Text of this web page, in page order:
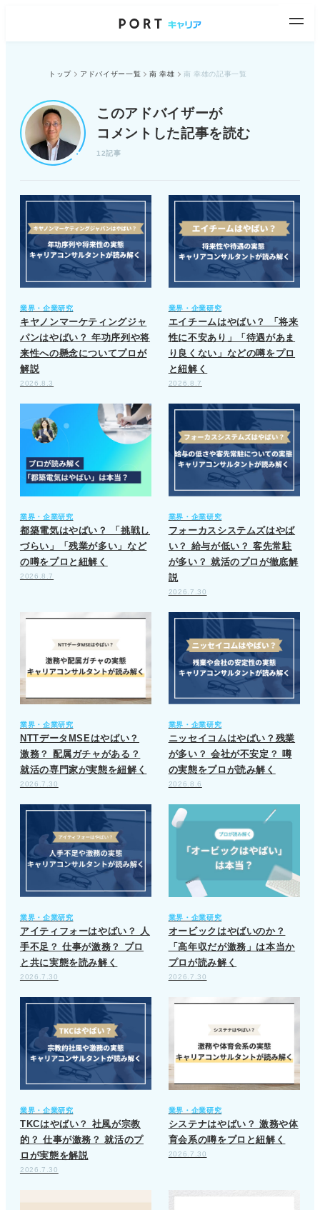
トップ アドバイザー一覧 南 幸雄 南 幸雄の記事一覧
このアドバイザーが
コメントした記事を読む
12記事
業界・企業研究
キヤノンマーケティングジャ
パンはやばい？ 年功序列や将
来性への懸念についてプロが
解説
2026.8.3
業界・企業研究
エイチームはやばい？ 「将来
性に不安あり」「待遇があま
り良くない」などの噂をプロ
と紐解く
2026.8.7
業界・企業研究
都築電気はやばい？ 「挑戦し
づらい」「残業が多い」など
の噂をプロと紐解く
2026.8.7
業界・企業研究
フォーカスシステムズはやば
い？ 給与が低い？ 客先常駐
が多い？ 就活のプロが徹底解
説
2026.7.30
業界・企業研究
NTTデータMSEはやばい？
激務？ 配属ガチャがある？
就活の専門家が実態を紐解く
2026.7.30
業界・企業研究
ニッセイコムはやばい？残業
が多い？ 会社が不安定？ 噂
の実態をプロが読み解く
2026.8.6
業界・企業研究
アイティフォーはやばい？ 人
手不足？ 仕事が激務？ プロ
と共に実態を読み解く
2026.7.30
業界・企業研究
オービックはやばいのか？
「高年収だが激務」は本当か
プロが読み解く
2026.7.30
業界・企業研究
TKCはやばい？ 社風が宗教
的？ 仕事が激務？ 就活のプ
ロが実態を解説
2026.7.30
業界・企業研究
システナはやばい？ 激務や体
育会系の噂をプロと紐解く
2026.7.30